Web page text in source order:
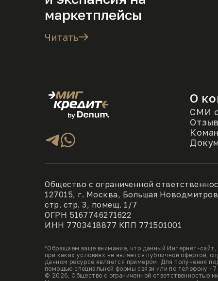
маркетплейсы
Читать
О
СМИ
Общество с ограниченной
127015, г. Москва, Большая
стр. стр. 3, помещ. 1/7
ОГРН 5167746271622
ИНН 7703418877 КПП 771501001
*Обращаем ваше внимание, что данный Интернет-сайт,
при каких условиях не является публичной офертой,
данном ресурсе является примером. Для получения
помощью специальной формы связи или по телефону
© 2026, Общество с ограниченной ответственностью